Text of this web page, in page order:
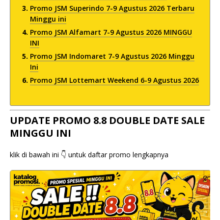
Promo JSM Superindo 7-9 Agustus 2026 Terbaru
Minggu ini
Promo JSM Alfamart 7-9 Agustus 2026 MINGGU
INI
Promo JSM Indomaret 7-9 Agustus 2026 Minggu
Ini
Promo JSM Lottemart Weekend 6-9 Agustus 2026
UPDATE PROMO 8.8 DOUBLE DATE SALE
MINGGU INI
klik di bawah ini 👇 untuk daftar promo lengkapnya